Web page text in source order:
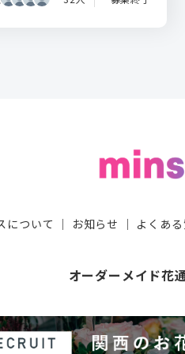
について ｜ お知らせ ｜ よくあ
オーダーメイド花